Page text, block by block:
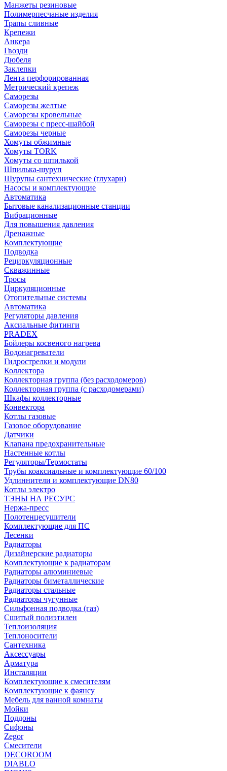
Манжеты резиновые
Полимерпесчаные изделия
Трапы сливные
Крепежи
Анкера
Гвозди
Дюбеля
Заклепки
Лента перфорированная
Метрический крепеж
Саморезы
Саморезы желтые
Саморезы кровельные
Саморезы с пресс-шайбой
Саморезы черные
Хомуты обжимные
Хомуты TORK
Хомуты со шпилькой
Шпилька-шуруп
Шурупы сантехнические (глухари)
Насосы и комплектующие
Автоматика
Бытовые канализационные станции
Вибрационные
Для повышения давления
Дренажные
Комплектующие
Подводка
Рециркуляционные
Скважинные
Тросы
Циркуляционные
Отопительные системы
Автоматика
Регуляторы давления
Аксиальные фитинги
PRADEX
Бойлеры косвеного нагрева
Водонагреватели
Гидрострелки и модули
Коллектора
Коллекторная группа (без расходомеров)
Коллекторная группа (с расходомерами)
Шкафы коллекторные
Конвектора
Котлы газовые
Газовое оборудование
Датчики
Клапана предохранительные
Настенные котлы
Регуляторы/Термостаты
Трубы коаксиальные и комплектующие 60/100
Удлиннители и комплектующие DN80
Котлы электро
ТЭНЫ НА РЕСУРС
Нержа-пресс
Полотенцесушители
Комплектующие для ПС
Лесенки
Радиаторы
Дизайнерские радиаторы
Комплектующие к радиаторам
Радиаторы алюминиевые
Радиаторы биметаллические
Радиаторы стальные
Радиаторы чугунные
Сильфонная подводка (газ)
Сшитый полиэтилен
Теплоизоляция
Теплоносители
Сантехника
Аксессуары
Арматура
Инсталяции
Комплектующие к смесителям
Комплектующие к фаянсу
Мебель для ванной комнаты
Мойки
Поддоны
Сифоны
Zegor
Смесители
DECOROOM
DIABLO